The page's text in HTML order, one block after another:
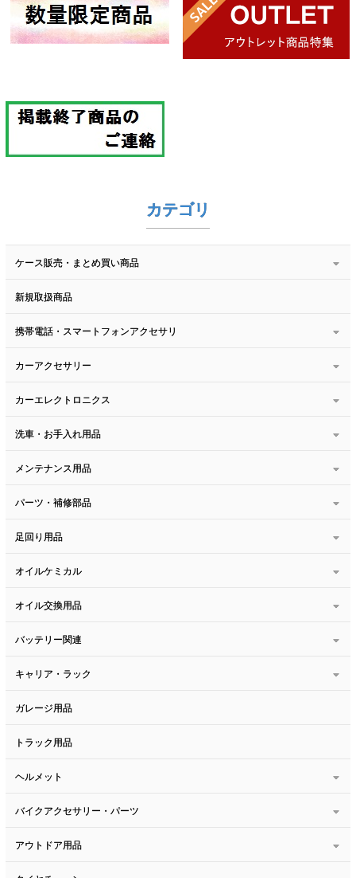
カテゴリ
ケース販売・まとめ買い商品
新規取扱商品
携帯電話・スマートフォンアクセサリ
カーアクセサリー
カーエレクトロニクス
洗車・お手入れ用品
メンテナンス用品
パーツ・補修部品
足回り用品
オイルケミカル
オイル交換用品
バッテリー関連
キャリア・ラック
ガレージ用品
トラック用品
ヘルメット
バイクアクセサリー・パーツ
アウトドア用品